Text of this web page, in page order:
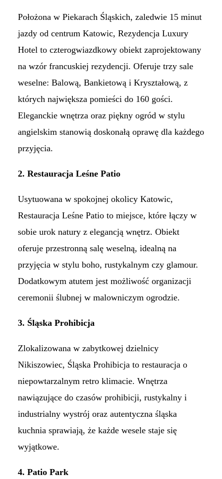
Położona w Piekarach Śląskich, zaledwie 15 minut
jazdy od centrum Katowic, Rezydencja Luxury
Hotel to czterogwiazdkowy obiekt zaprojektowany
na wzór francuskiej rezydencji. Oferuje trzy sale
weselne: Balową, Bankietową i Kryształową, z
których największa pomieści do 160 gości.
Eleganckie wnętrza oraz piękny ogród w stylu
angielskim stanowią doskonałą oprawę dla każdego
przyjęcia. ​
2. Restauracja Leśne Patio
Usytuowana w spokojnej okolicy Katowic,
Restauracja Leśne Patio to miejsce, które łączy w
sobie urok natury z elegancją wnętrz. Obiekt
oferuje przestronną salę weselną, idealną na
przyjęcia w stylu boho, rustykalnym czy glamour.
Dodatkowym atutem jest możliwość organizacji
ceremonii ślubnej w malowniczym ogrodzie. ​
3. Śląska Prohibicja
Zlokalizowana w zabytkowej dzielnicy
Nikiszowiec, Śląska Prohibicja to restauracja o
niepowtarzalnym retro klimacie. Wnętrza
nawiązujące do czasów prohibicji, rustykalny i
industrialny wystrój oraz autentyczna śląska
kuchnia sprawiają, że każde wesele staje się
wyjątkowe.​
4. Patio Park